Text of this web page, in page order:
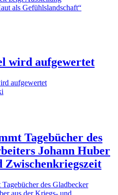
wird aufgewertet
Tagebücher des
Johann Huber
Zwischenkriegszeit